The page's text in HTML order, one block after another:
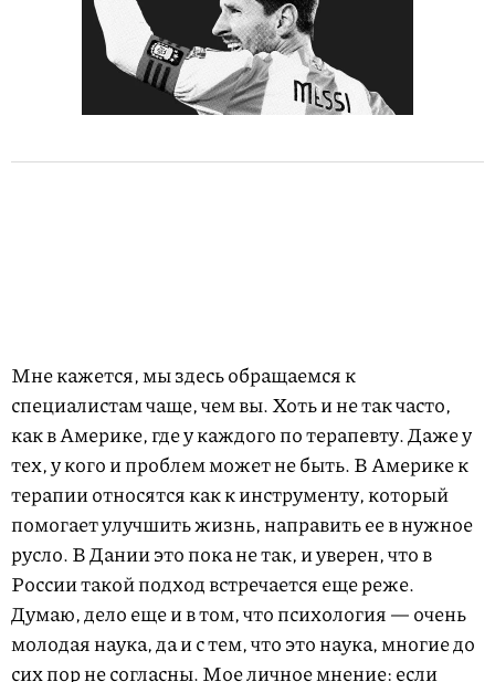
Мне кажется, мы здесь обращаемся к
специалистам чаще, чем вы. Хоть и не так часто,
как в Америке, где у каждого по терапевту. Даже у
тех, у кого и проблем может не быть. В Америке к
терапии относятся как к инструменту, который
помогает улучшить жизнь, направить ее в нужное
русло. В Дании это пока не так, и уверен, что в
России такой подход встречается еще реже.
Думаю, дело еще и в том, что психология — очень
молодая наука, да и с тем, что это наука, многие до
сих пор не согласны. Мое личное мнение: если